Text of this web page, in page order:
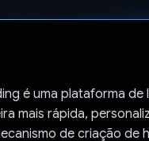
é uma plataforma
mais rápida,
de criação de